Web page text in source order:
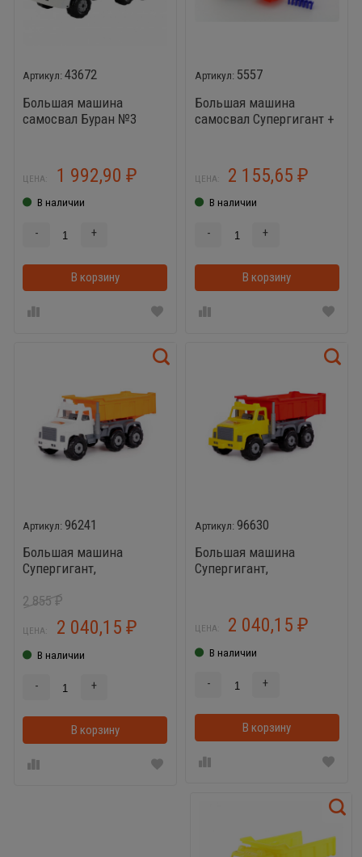
43672
Большая машина
самосвал Буран №3
ЦЕНА: 1 992,90 ₽
В наличии
- +
В корзину В корзинке
5557
Большая машина
самосвал Супергигант +
ЦЕНА: 2 155,65₽
В наличии
- +
В корзину
96241
Большая машина
Супергигант,
2 855₽
ЦЕНА: 2 040,15 ₽
В наличии
- +
В корзину В корзинке
96630
Большая машина
Супергигант,
ЦЕНА: 2 040,15₽
В наличии
- +
В корзину